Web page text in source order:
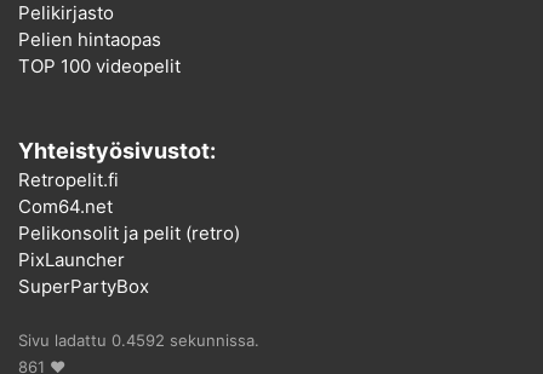
Pelikirjasto
Pelien hintaopas
TOP 100 videopelit
Yhteistyösivustot:
Retropelit.fi
Com64.net
Pelikonsolit ja pelit (retro)
PixLauncher
SuperPartyBox
Sivu ladattu 0.4592 sekunnissa.
861 ♥